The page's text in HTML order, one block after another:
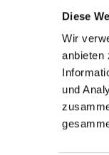
Diese
Wir
anbieten
und